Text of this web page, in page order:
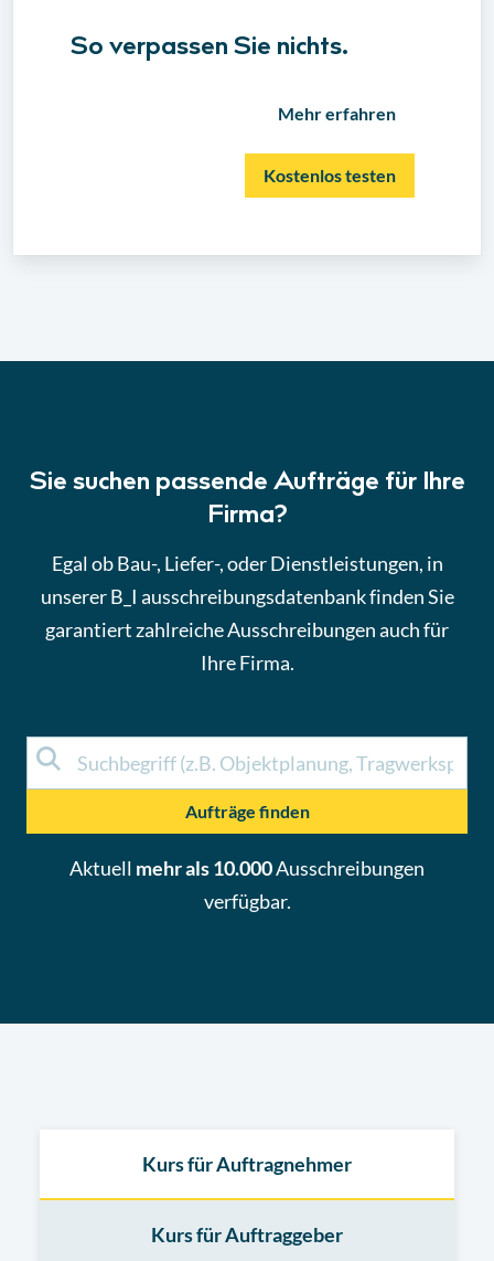
So verpassen Sie nichts.
Mehr erfahren
Kostenlos testen
Sie suchen passende Aufträge für Ihre
Firma?
Egal ob Bau-, Liefer-, oder Dienstleistungen, in
unserer B_I ausschreibungsdatenbank finden Sie
garantiert zahlreiche Ausschreibungen auch für
Ihre Firma.
Aufträge finden
Aktuell mehr als 10.000Ausschreibungen
verfügbar.
Kurs für Auftragnehmer
Kurs für Auftraggeber